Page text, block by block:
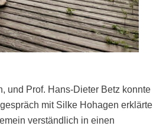
und Prof. Hans-Dieter Betz konnte
mit Silke Hohagen erklärte
verständlich in einen